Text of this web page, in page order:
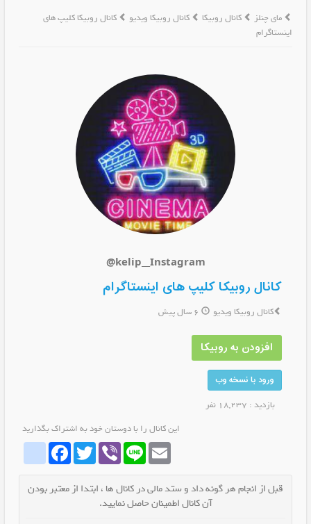
مای چنلز کانال روبیکا کانال روبیکا ویدیو
کانال روبیکا کلیپ های
اینستاگرام
@kelip__Instagram
کانال روبیکا کلیپ های اینستاگرام
کانال روبیکا ویدیو
افزودن به روبیکا
ورود با نسخه وب
بازدید : 18,237 نفر
این کانال را با دوستان خود به اشتراک بگذارید
whatrubikaFacebookTwitter Viber Line Email
قبل از انجام هر گونه داد و ستد مالی در کانال ها ، ابتدا از معتبر بودن
آن کانال اطمینان حاصل نمایید.